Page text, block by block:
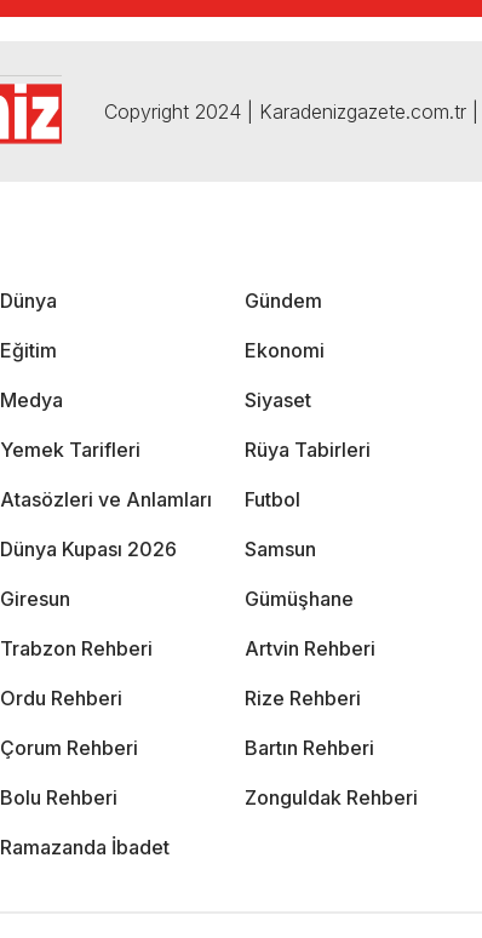
Copyright 2024 | Karadenizgazete.com.tr |
Dünya Gündem
Eğitim Ekonomi
Medya Siyaset
Yemek Tarifleri Rüya Tabirleri
Atasözleri ve Anlamları Futbol
Dünya Kupası 2026 Samsun
Giresun Gümüşhane
Trabzon Rehberi Artvin Rehberi
Ordu Rehberi Rize Rehberi
Çorum Rehberi Bartın Rehberi
Bolu Rehberi Zonguldak Rehberi
Ramazanda İbadet